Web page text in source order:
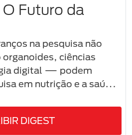
Futuro da
na pesquisa não
ciências
digital — podem
em nutrição e a saúde
DIGEST